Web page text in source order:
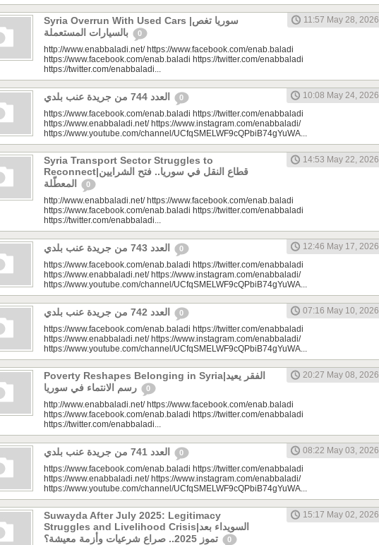
Syria Overrun With Used Cars |سوريا تغص
0
11:57 May 28, 2026
http://www.enabbaladi.net/ https://www.facebook.com/enab.baladi
https://www.facebook.com/enab.baladi https://twitter.com/enabbaladi
https://twitter.com/enabbaladi...
0
10:08 May 24, 2026
https://www.facebook.com/enab.baladi https://twitter.com/enabbaladi
https://www.enabbaladi.net/ https://www.instagram.com/enabbaladi/
https://www.youtube.com/channel/UCfqSMELWF9cQPbiB74gYuWA...
Syria Transport Sector Struggles to
Reconnect|قطاع النقل في سوريا.. فتح الشرايين
0
14:53 May 22, 2026
http://www.enabbaladi.net/ https://www.facebook.com/enab.baladi
https://www.facebook.com/enab.baladi https://twitter.com/enabbaladi
https://twitter.com/enabbaladi...
0
12:46 May 17, 2026
https://www.facebook.com/enab.baladi https://twitter.com/enabbaladi
https://www.enabbaladi.net/ https://www.instagram.com/enabbaladi/
https://www.youtube.com/channel/UCfqSMELWF9cQPbiB74gYuWA...
0
07:16 May 10, 2026
https://www.facebook.com/enab.baladi https://twitter.com/enabbaladi
https://www.enabbaladi.net/ https://www.instagram.com/enabbaladi/
https://www.youtube.com/channel/UCfqSMELWF9cQPbiB74gYuWA...
Poverty Reshapes Belonging in Syria|الفقر يعيد
0
20:27 May 08, 2026
http://www.enabbaladi.net/ https://www.facebook.com/enab.baladi
https://www.facebook.com/enab.baladi https://twitter.com/enabbaladi
https://twitter.com/enabbaladi...
0
08:22 May 03, 2026
https://www.facebook.com/enab.baladi https://twitter.com/enabbaladi
https://www.enabbaladi.net/ https://www.instagram.com/enabbaladi/
https://www.youtube.com/channel/UCfqSMELWF9cQPbiB74gYuWA...
Suwayda After July 2025: Legitimacy
Struggles and Livelihood Crisis|السويداء بعد
0
15:17 May 02, 2026